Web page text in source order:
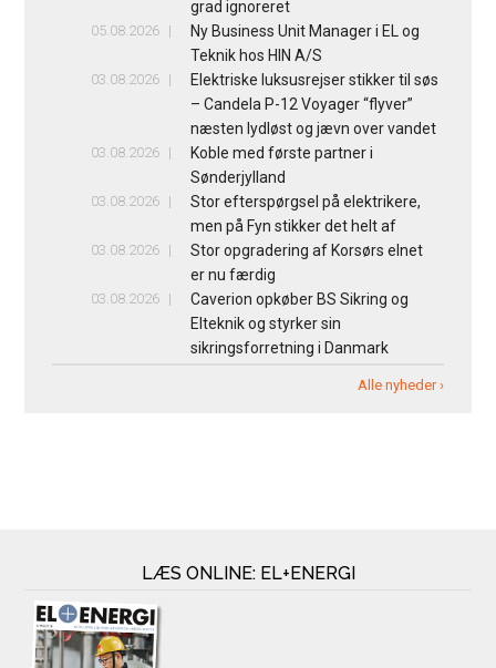
grad ignoreret
05.08.2026
Ny Business Unit Manager i EL og
Teknik hos HIN A/S
03.08.2026
Elektriske luksusrejser stikker til søs
– Candela P-12 Voyager “flyver”
næsten lydløst og jævn over vandet
03.08.2026
Koble med første partner i
Sønderjylland
03.08.2026
Stor efterspørgsel på elektrikere,
men på Fyn stikker det helt af
03.08.2026
Stor opgradering af Korsørs elnet
er nu færdig
03.08.2026
Caverion opkøber BS Sikring og
Elteknik og styrker sin
sikringsforretning i Danmark
Alle nyheder ›
LÆS ONLINE: EL+ENERGI